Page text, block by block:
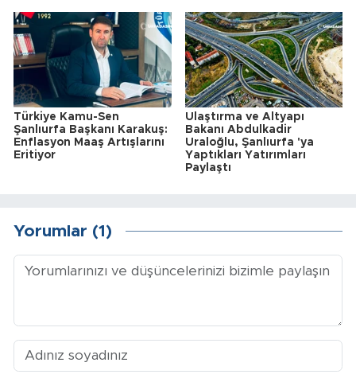
Türkiye Kamu-Sen
Şanlıurfa Başkanı Karakuş:
Enflasyon Maaş Artışlarını
Eritiyor
Ulaştırma ve Altyapı
Bakanı Abdulkadir
Uraloğlu, Şanlıurfa 'ya
Yaptıkları Yatırımları
Paylaştı
Yorumlar (1)